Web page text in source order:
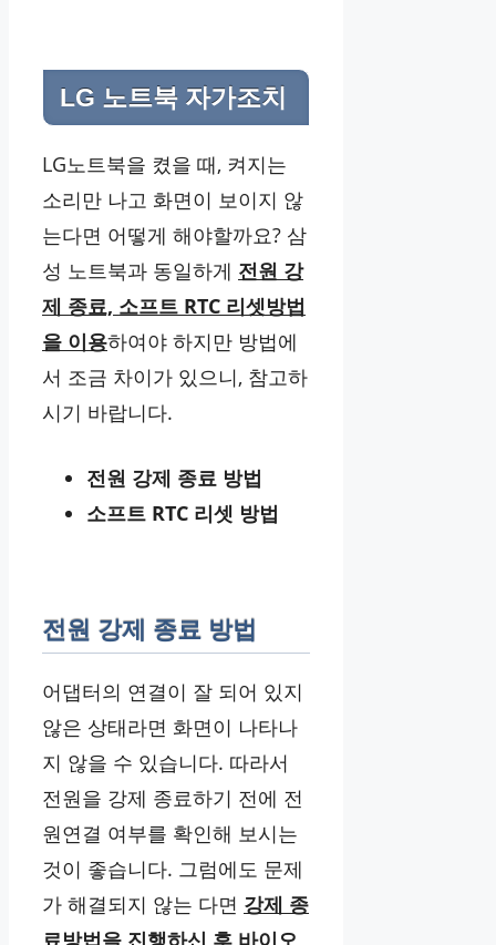
LG 노트북 자가조치
LG노트북을 켰을 때, 켜지는
소리만 나고 화면이 보이지 않
는다면 어떻게 해야할까요? 삼
성 노트북과 동일하게 전원 강
제 종료, 소프트 RTC 리셋방법
을 이용하여야 하지만 방법에
서 조금 차이가 있으니, 참고하
시기 바랍니다.
전원 강제 종료 방법
소프트 RTC 리셋 방법
전원 강제 종료 방법
어댑터의 연결이 잘 되어 있지
않은 상태라면 화면이 나타나
지 않을 수 있습니다. 따라서
전원을 강제 종료하기 전에 전
원연결 여부를 확인해 보시는
것이 좋습니다. 그럼에도 문제
가 해결되지 않는 다면 강제 종
료방법을 진행하신 후 바이오